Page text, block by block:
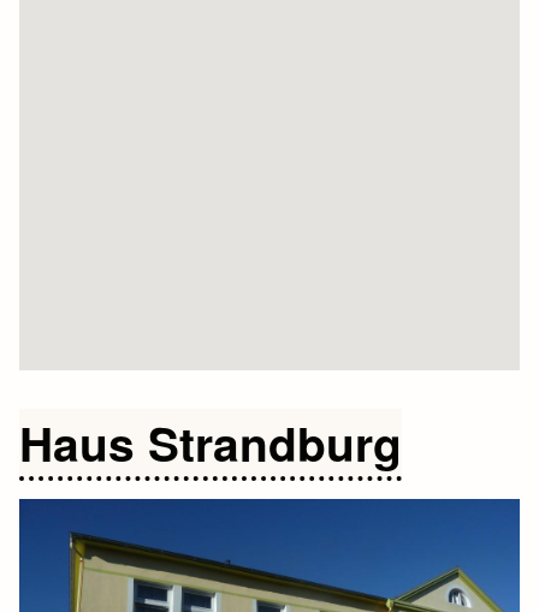
Haus Strandburg